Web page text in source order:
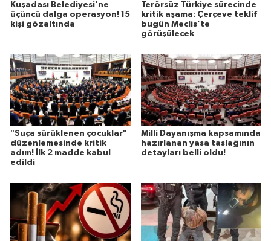
Kuşadası Belediyesi'ne
üçüncü dalga operasyon! 15
kişi gözaltında
Terörsüz Türkiye sürecinde
kritik aşama: Çerçeve teklif
bugün Meclis’te
görüşülecek
"Suça sürüklenen çocuklar"
düzenlemesinde kritik
adım! İlk 2 madde kabul
edildi
Milli Dayanışma kapsamında
hazırlanan yasa taslağının
detayları belli oldu!